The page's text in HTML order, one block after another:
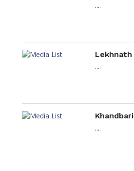
....
Lekhnath
....
Khandbari
....